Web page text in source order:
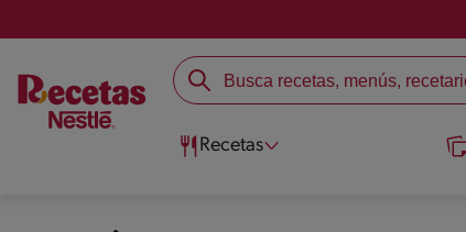
Recetas